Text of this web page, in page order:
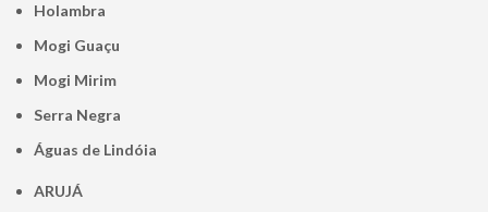
Holambra
Mogi Guaçu
Mogi Mirim
Serra Negra
Águas de Lindóia
ARUJÁ